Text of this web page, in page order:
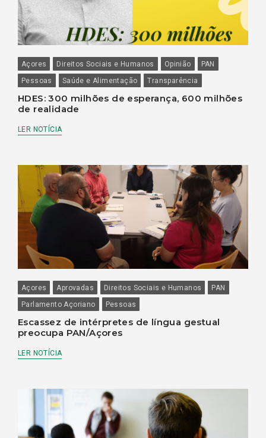
Açores Direitos Sociais e Humanos Opinião
PAN
Pessoas
Saúde e Alimentação Transparência
HDES: 300 milhões de esperança, 600 milhões
de realidade
LER NOTÍCIA
Açores Aprovadas Direitos Sociais e Humanos
PAN
Parlamento Açoriano
Pessoas
Escassez de intérpretes de língua gestual
preocupa PAN/Açores
LER NOTÍCIA